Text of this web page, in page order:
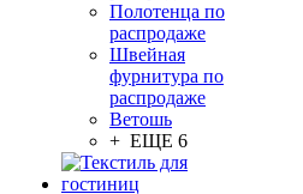
Полотенца по
распродаже
Швейная
фурнитура по
распродаже
Ветошь
+ ЕЩЕ 6